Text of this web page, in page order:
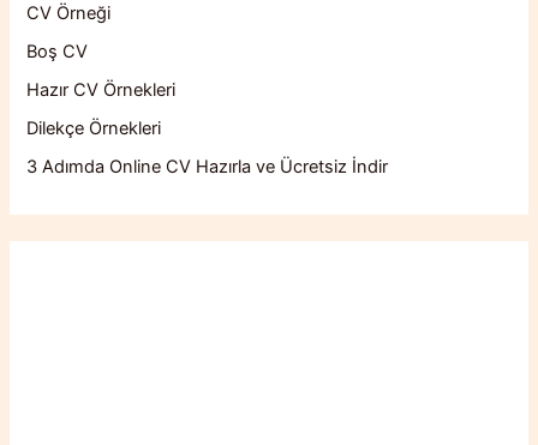
CV Örneği
Boş CV
Hazır CV Örnekleri
Dilekçe Örnekleri
3 Adımda Online CV Hazırla ve Ücretsiz İndir